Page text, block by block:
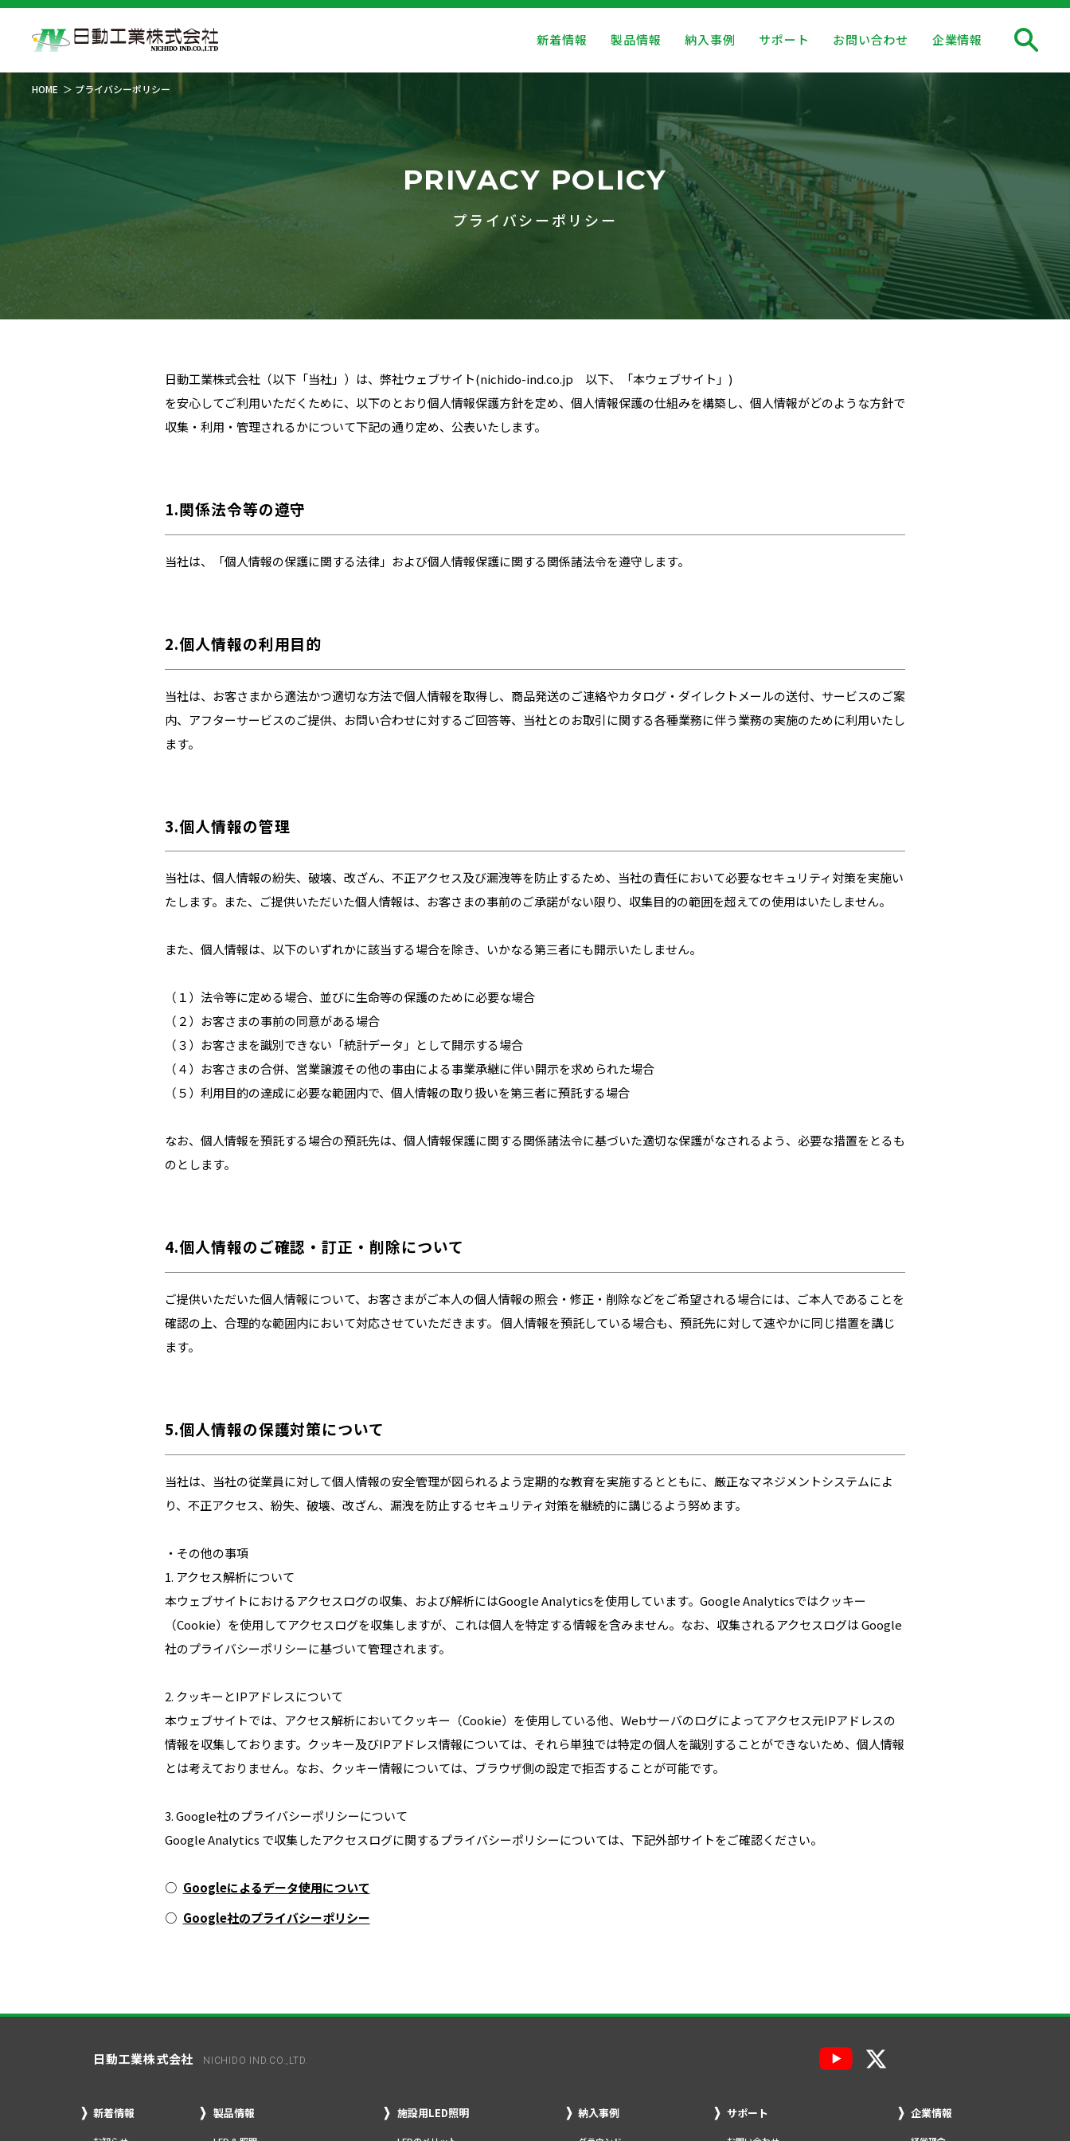
新着情報 製品情報 納入事例 サポート お問い合わせ 企業情報
HOME プライバシーポリシー
PRIVACY POLICY
プライバシーポリシー
日動工業株式会社（以下「当社」）は、弊社ウェブサイト(nichido-ind.co.jp 以下、「本ウェブサイト」)
を安心してご利用いただくために、以下のとおり個人情報保護方針を定め、個人情報保護の仕組みを構築し、個人情報がどのような方針で
収集・利用・管理されるかについて下記の通り定め、公表いたします。
1.関係法令等の遵守
当社は、「個人情報の保護に関する法律」および個人情報保護に関する関係諸法令を遵守します。
2.個人情報の利用目的
当社は、お客さまから適法かつ適切な方法で個人情報を取得し、商品発送のご連絡やカタログ・ダイレクトメールの送付、サービスのご案
内、アフターサービスのご提供、お問い合わせに対するご回答等、当社とのお取引に関する各種業務に伴う業務の実施のために利用いたし
ます。
3.個人情報の管理
当社は、個人情報の紛失、破壊、改ざん、不正アクセス及び漏洩等を防止するため、当社の責任において必要なセキュリティ対策を実施い
たします。また、ご提供いただいた個人情報は、お客さまの事前のご承諾がない限り、収集目的の範囲を超えての使用はいたしません。
また、個人情報は、以下のいずれかに該当する場合を除き、いかなる第三者にも開示いたしません。
（１）法令等に定める場合、並びに生命等の保護のために必要な場合
（２）お客さまの事前の同意がある場合
（３）お客さまを識別できない「統計データ」として開示する場合
（４）お客さまの合併、営業譲渡その他の事由による事業承継に伴い開示を求められた場合
（５）利用目的の達成に必要な範囲内で、個人情報の取り扱いを第三者に預託する場合
なお、個人情報を預託する場合の預託先は、個人情報保護に関する関係諸法令に基づいた適切な保護がなされるよう、必要な措置をとるも
のとします。
4.個人情報のご確認・訂正・削除について
ご提供いただいた個人情報について、お客さまがご本人の個人情報の照会・修正・削除などをご希望される場合には、ご本人であることを
確認の上、合理的な範囲内において対応させていただきます。 個人情報を預託している場合も、預託先に対して速やかに同じ措置を講じ
ます。
5.個人情報の保護対策について
当社は、当社の従業員に対して個人情報の安全管理が図られるよう定期的な教育を実施するとともに、厳正なマネジメントシステムによ
り、不正アクセス、紛失、破壊、改ざん、漏洩を防止するセキュリティ対策を継続的に講じるよう努めます。
・その他の事項
アクセス解析について
本ウェブサイトにおけるアクセスログの収集、および解析にはGoogle Analyticsを使用しています。Google Analyticsではクッキー
（Cookie）を使用してアクセスログを収集しますが、これは個人を特定する情報を含みません。なお、収集されるアクセスログは Google
社のプライバシーポリシーに基づいて管理されます。
クッキーとIPアドレスについて
本ウェブサイトでは、アクセス解析においてクッキー（Cookie）を使用している他、Webサーバのログによってアクセス元IPアドレスの
情報を収集しております。クッキー及びIPアドレス情報については、それら単独では特定の個人を識別することができないため、個人情報
とは考えておりません。なお、クッキー情報については、ブラウザ側の設定で拒否することが可能です。
Google社のプライバシーポリシーについて
Google Analytics で収集したアクセスログに関するプライバシーポリシーについては、下記外部サイトをご確認ください。
Googleによるデータ使用について
Google社のプライバシーポリシー
日動工業株式会社 NICHIDO IND.CO.,LTD.
新着情報 製品情報 施設用LED照明 納入事例 サポート 企業情報